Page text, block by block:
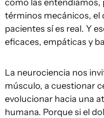
como las entendíamos,
términos mecánicos, el
pacientes sí es real. Y
eficaces, empáticas y
La neurociencia nos
músculo, a cuestionar
evolucionar hacia una
humana. Porque si el